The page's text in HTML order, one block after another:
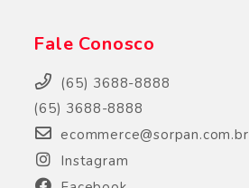
Fale Conosco
(65) 3688-8888
(65) 3688-8888
ecommerce@sorpan.com.br
Instagram